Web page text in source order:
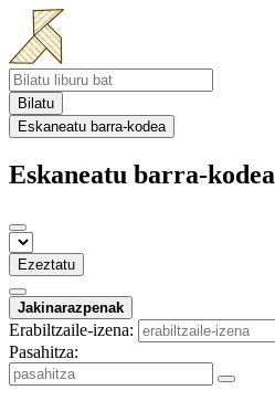
Bilatu
Eskaneatu barra-kodea
Eskaneatu barra-kodea
Ezeztatu
Jakinarazpenak
Erabiltzaile-izena:
Pasahitza: